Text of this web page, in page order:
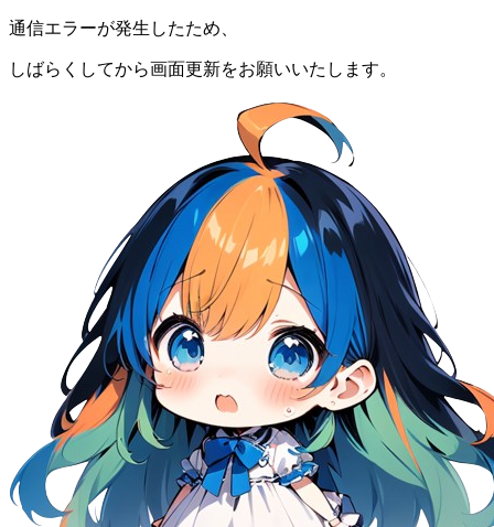
通信エラーが発生したため、
しばらくしてから画面更新をお願いいたします。